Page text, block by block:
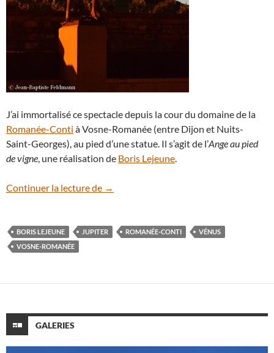
J’ai immortalisé ce spectacle depuis la cour du domaine de la
Romanée-Conti à Vosne-Romanée (entre Dijon et Nuits-
Saint-Georges), au pied d’une statue. Il s’agit de l’Ange au pied
de vigne, une réalisation de Boris Lejeune.
Continuer la lecture de Retour sur le rapprochement Jupiter-
→
BORIS LEJEUNE JUPITER ROMANÉE-CONTI
VÉNUS
VOSNE-ROMANÉE
GALERIES